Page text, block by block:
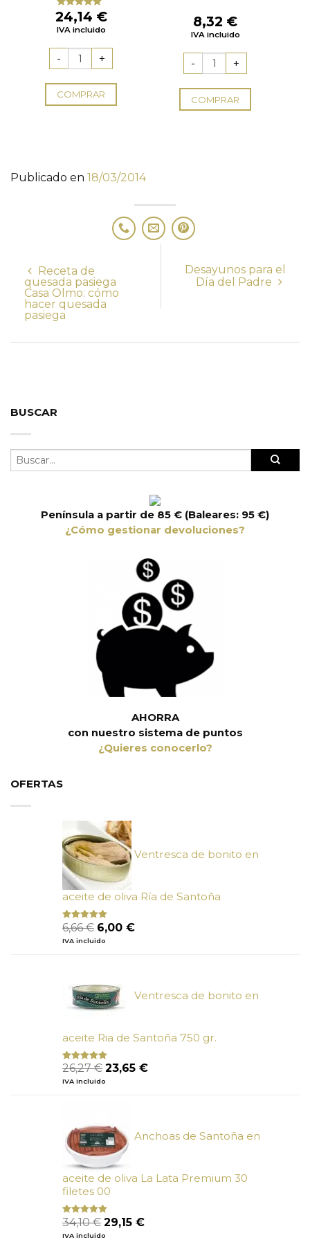
Valorado
con5.00
de
5
24,14 €
IVA incluido
COMPRAR
8,32 €
IVA incluido
COMPRAR
Publicado en 18/03/2014
Receta de
quesada pasiega
Casa Olmo: cómo
hacer quesada
pasiega
Desayunos para el
Día del Padre
BUSCAR
Península a partir de 85 € (Baleares: 95 €)
¿Cómo gestionar devoluciones?
AHORRA
con nuestro sistema de puntos
¿Quieres conocerlo?
OFERTAS
Ventresca de bonito en
aceite de oliva Ría de Santoña
Valorado
con
de 5
6,66€ El
precio
6,00 €El
IVA incluido
Ventresca de bonito en
aceite Ria de Santoña 750 gr.
Valorado
con
5
26,27€ El
precio
23,65 €El
IVA incluido
Anchoas de Santoña en
aceite de oliva La Lata Premium 30
filetes 00
Valorado
con
34,10€ El
precio
29,15 €El
IVA incluido